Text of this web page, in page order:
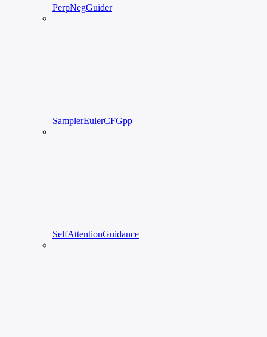
PerpNegGuider
SamplerEulerCFGpp
SelfAttentionGuidance